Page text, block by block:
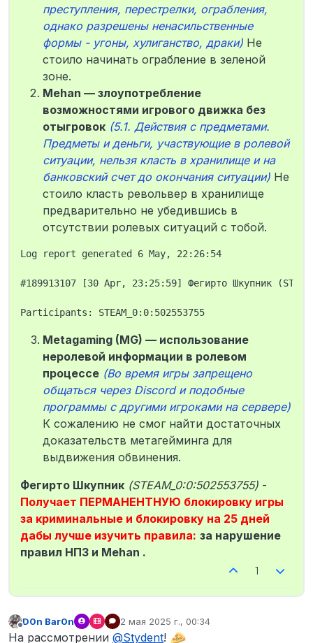
преступления, перестрелки, ограбления,
однако разрешены ненасильственные
формы - угоны, хулиганство, драки) Не
стоило начинать ограбление в зеленой
зоне.
Mehan — злоупотребление
возможностями игрового движка без
отыгровок (5.1. Действия с предметами.
Предметы и деньги, участвующие в ролевой
ситуации, нельзя класть в хранилище и на
банковский счет до окончания ситуации) Не
стоило класть револьвер в хранилище
предварительно не убедившись в
отсутствии ролевых ситуаций с тобой.
Log report generated 6 May, 22:26:54
#189913107 [30 Apr, 23:25:59] Фегирто Шкупник
Metagaming (MG) — использование
неролевой информации в ролевом
процессе (Во время игры запрещено
общаться через Discord и подобные
программы с другими игроками на сервере)
К сожалению не смог найти достаточных
доказательств метагейминга для
выдвижения обвинения.
Фегирто Шкупник (STEAM_0:0:502553755) -
Получает ПЕРМАНЕНТНУЮ блокировку игры
за криминальные и блокировку на 25 дней
дабы лучше изучить правила: за нарушение
правил НПЗ и Mehan .
1
D0n Bar0n 2 мая 2025 г., 00:34
отредактировано
На рассмотрении @Stydent!